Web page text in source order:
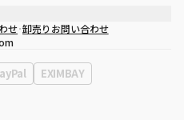
大路513、3階(三成洞、coex)
せ 卸売りお問い合わせ
EXIMBAY